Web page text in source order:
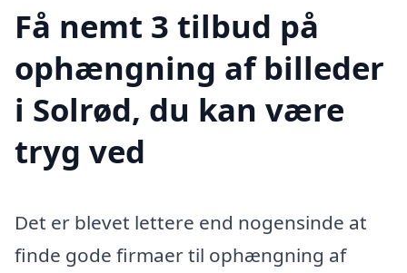
Få nemt 3 tilbud på
ophængning af billeder
i Solrød, du kan være
tryg ved
Det er blevet lettere end nogensinde at
finde gode firmaer til ophængning af